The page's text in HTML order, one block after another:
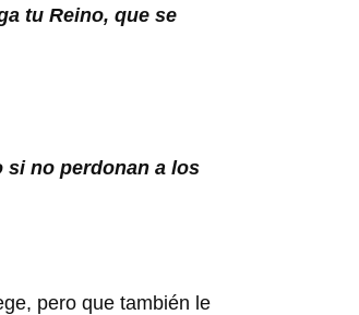
tu Reino, que se
si no perdonan a los
pero que también le